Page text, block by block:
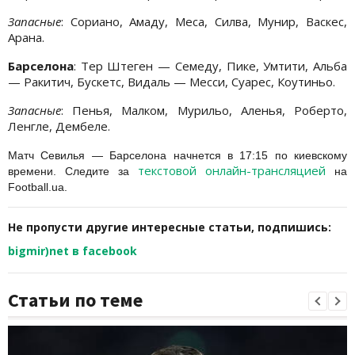
Запасные: Сориано, Амаду, Меса, Силва, Мунир, Васкес,
Арана.
Барселона: Тер Штеген — Семеду, Пике, Умтити, Альба
— Ракитич, Бускетс, Видаль — Месси, Суарес, Коутиньо.
Запасные: Пенья, Малком, Мурильо, Аленья, Роберто,
Ленгле, Дембеле.
Матч Севилья — Барселона начнется в 17:15 по киевскому
времени. Следите за текстовой онлайн-трансляцией на
Football.ua.
Не пропусти другие интересные статьи, подпишись:
bigmir)net в facebook
Статьи по теме